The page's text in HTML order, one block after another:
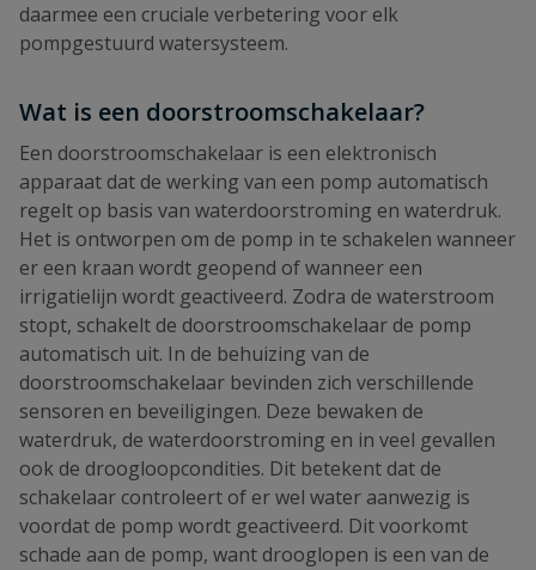
daarmee een cruciale verbetering voor elk
pompgestuurd watersysteem.
Wat is een doorstroomschakelaar?
Een doorstroomschakelaar is een elektronisch
apparaat dat de werking van een pomp automatisch
regelt op basis van waterdoorstroming en waterdruk.
Het is ontworpen om de pomp in te schakelen wanneer
er een kraan wordt geopend of wanneer een
irrigatielijn wordt geactiveerd. Zodra de waterstroom
stopt, schakelt de doorstroomschakelaar de pomp
automatisch uit. In de behuizing van de
doorstroomschakelaar bevinden zich verschillende
sensoren en beveiligingen. Deze bewaken de
waterdruk, de waterdoorstroming en in veel gevallen
ook de droogloopcondities. Dit betekent dat de
schakelaar controleert of er wel water aanwezig is
voordat de pomp wordt geactiveerd. Dit voorkomt
schade aan de pomp, want drooglopen is een van de